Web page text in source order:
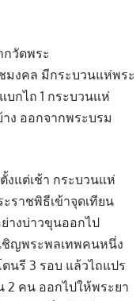
วัดพระ
มงคล มีกระบวนแห่พระ
บกไถ 1 กระบวนแห่
ง ออกจากพระบรม
งแต่เช้า กระบวนแห่
ราชพิธีเข้าจุดเทียน
างบ่าวขุนออกไป
ญพระพลเทพคนหนึ่ง
นรี 3 รอบ แล้วไถแปร
2 คน ออกไปให้พระยา